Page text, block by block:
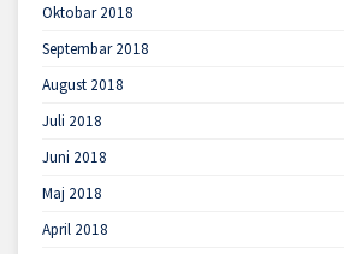
Oktobar 2018
Septembar 2018
August 2018
Juli 2018
Juni 2018
Maj 2018
April 2018